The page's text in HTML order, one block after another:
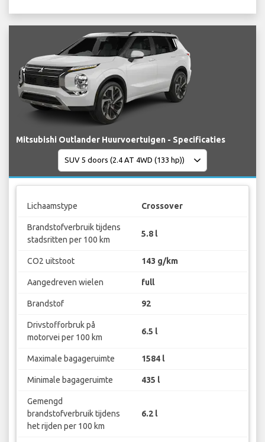
Mitsubishi Outlander Huurvoertuigen - Specificaties
Lichaamstype Crossover
Brandstofverbruik tijdens
stadsritten per 100 km
5.8 l
CO2 uitstoot 143 g/km
Aangedreven wielen full
Brandstof 92
Drivstofforbruk på
motorvei per 100 km
6.5 l
Maximale bagageruimte 1584 l
Minimale bagageruimte 435 l
Gemengd
brandstofverbruik tijdens
het rijden per 100 km
6.2 l